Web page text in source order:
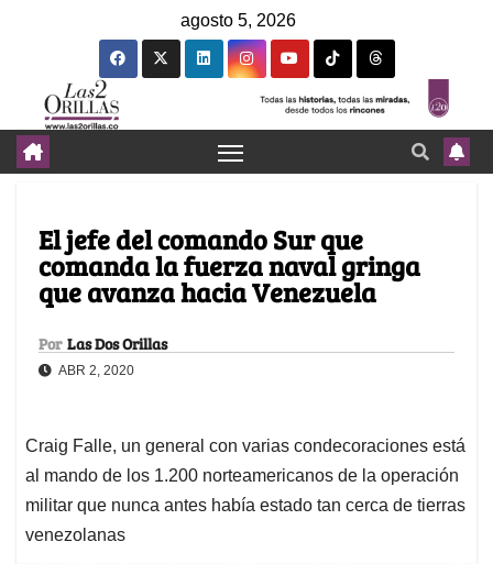
agosto 5, 2026
El jefe del comando Sur que
comanda la fuerza naval gringa
que avanza hacia Venezuela
Por Las Dos Orillas
ABR 2, 2020
Craig Falle, un general con varias condecoraciones está
al mando de los 1.200 norteamericanos de la operación
militar que nunca antes había estado tan cerca de tierras
venezolanas